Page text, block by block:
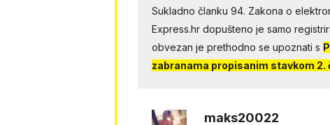
Sukladno članku 94. Zakona o
Express.hr dopušteno je samo
obvezan je prethodno se upoznati s
zabranama propisanim stavkom 2.
maks20022